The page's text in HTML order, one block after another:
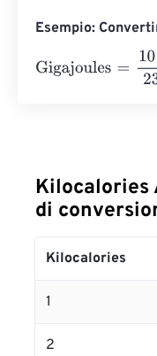
Esempio:
Gigajoules
10
Kilocalories
di
Kilocalories
1
2